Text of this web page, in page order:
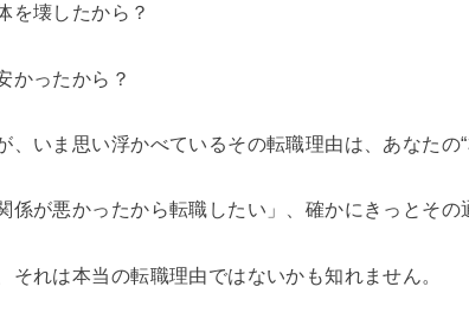
を壊したから？
かったから？
、いま思い浮かべているその転職理由は、あなたの“
係が悪かったから転職したい」、確かにきっとその
それは本当の転職理由ではないかも知れません。